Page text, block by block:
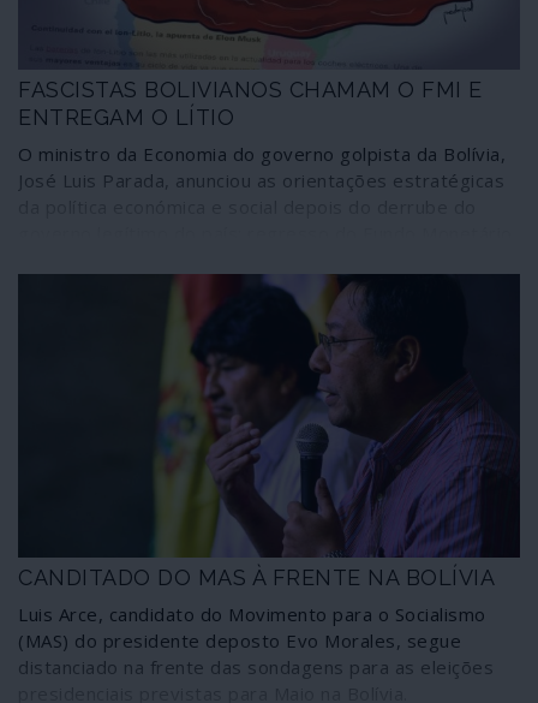
FASCISTAS BOLIVIANOS CHAMAM O FMI E
ENTREGAM O LÍTIO
O ministro da Economia do governo golpista da Bolívia,
José Luis Parada, anunciou as orientações estratégicas
de lítio do Salar de Uyuni a empresas transnacionais
estrangeiras e expansão latifundiária da produção
agroindustrial através da utilização de transgénicos
(OGM, organismos geneticamente modificados. Todas
as medidas se orientam pelo favorecimento de
interesses imperialistas e das oligarquias internas,
desvendando as orientações a longo prazo de um
governo que se diz “transitório”.
CANDITADO DO MAS À FRENTE NA BOLÍVIA
Luis Arce, candidato do Movimento para o Socialismo
(MAS) do presidente deposto Evo Morales, segue
distanciado na frente das sondagens para as eleições